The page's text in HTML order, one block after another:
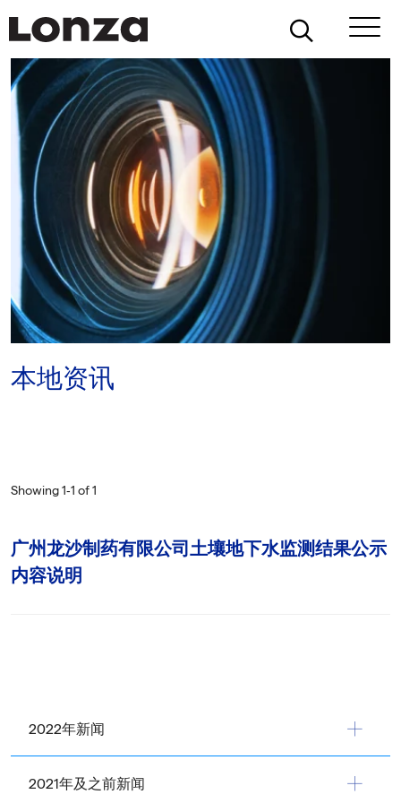
本地资讯
Showing 1‐1 of 1
广州龙沙制药有限公司土壤地下水监测结果公示
内容说明
2022年新闻
2021年及之前新闻